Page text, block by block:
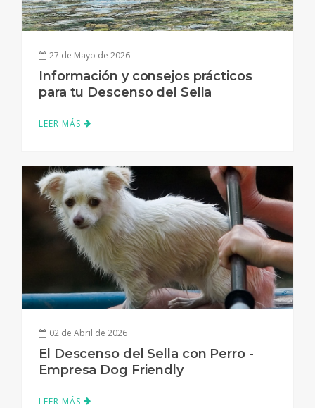
27 de Mayo de 2026
Información y consejos prácticos
para tu Descenso del Sella
LEER MÁS
02 de Abril de 2026
El Descenso del Sella con Perro -
Empresa Dog Friendly
LEER MÁS